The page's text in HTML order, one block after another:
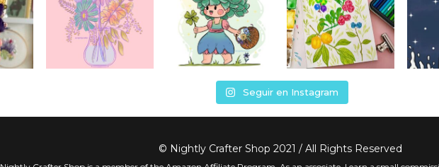
Seguir en Instagram
© Nightly Crafter Shop 2021 / All Rights Reserved